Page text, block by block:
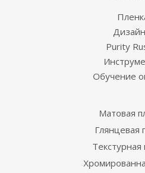
Purity
Обучение
Матовая
Глянцевая
Текстурная